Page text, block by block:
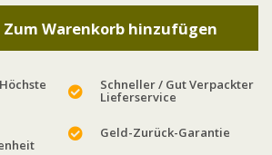
Zum Warenkorb hinzufügen
Schneller / Gut Verpackter
Lieferservice
Geld-Zurück-Garantie